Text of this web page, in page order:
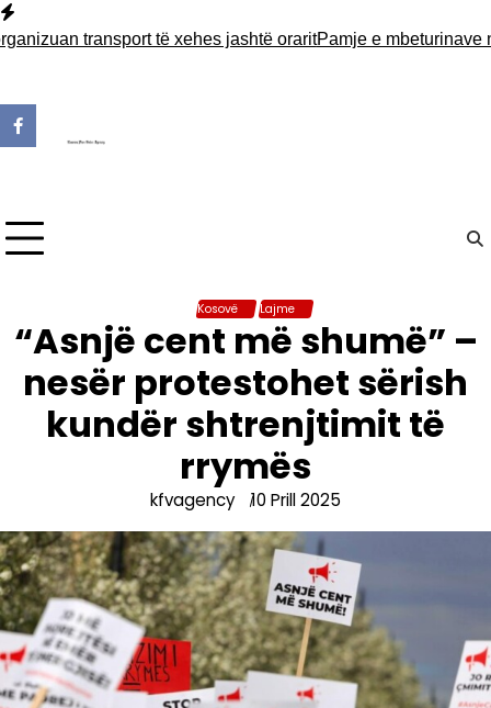
Skip
totransport të xehes jashtë oraritPamje e mbeturinave në
Kosovë Lajme
“Asnjë cent më shumë” –
nesër protestohet sërish
kundër shtrenjtimit të
rrymës
kfvagency 10 Prill 2025